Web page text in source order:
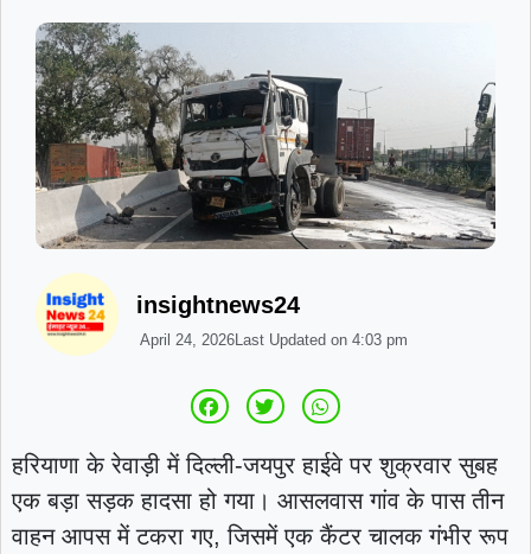
insightnews24
April 24, 2026Last Updated on 4:03 pm
हरियाणा के रेवाड़ी में दिल्ली-जयपुर हाईवे पर शुक्रवार सुबह
एक बड़ा सड़क हादसा हो गया। आसलवास गांव के पास तीन
वाहन आपस में टकरा गए, जिसमें एक कैंटर चालक गंभीर रूप